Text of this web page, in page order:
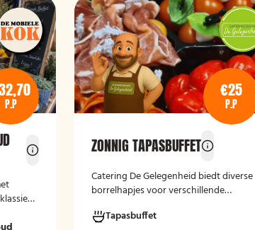
P.P
€25
P.P
ZONNIG TAPASBUFFET
Catering De Gelegenheid biedt diverse
borrelhapjes voor verschillende
verjaardag, receptie of andere
Tapasbuffet